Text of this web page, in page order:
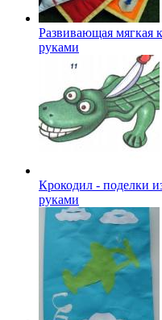
Развивающая мягкая
руками
Крокодил - поделки
руками